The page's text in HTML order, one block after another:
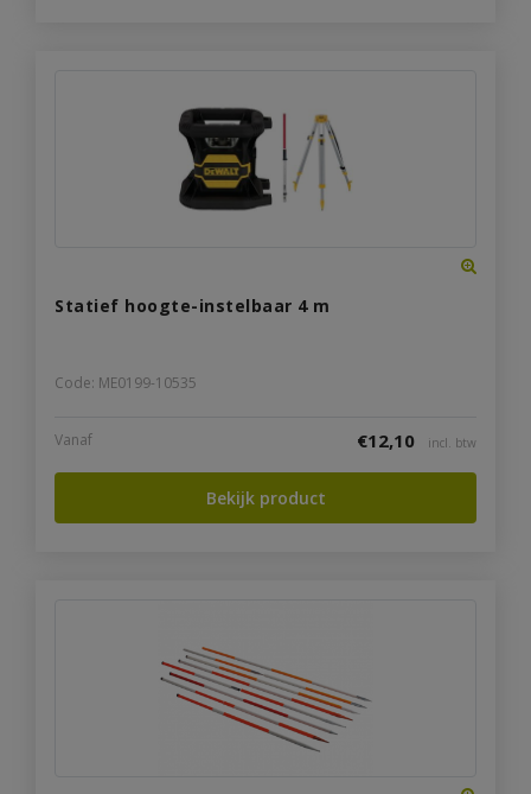
Statief hoogte-instelbaar 4 m
Code: ME0199-10535
Vanaf €12,10 incl. btw
Bekijk product